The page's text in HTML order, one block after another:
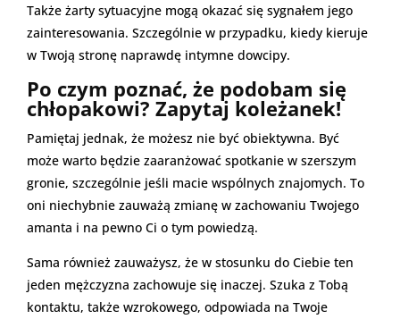
Także żarty sytuacyjne mogą okazać się sygnałem jego
zainteresowania. Szczególnie w przypadku, kiedy kieruje
w Twoją stronę naprawdę intymne dowcipy.
Po czym poznać, że podobam się
chłopakowi? Zapytaj koleżanek!
Pamiętaj jednak, że możesz nie być obiektywna. Być
może warto będzie zaaranżować spotkanie w szerszym
gronie, szczególnie jeśli macie wspólnych znajomych. To
oni niechybnie zauważą zmianę w zachowaniu Twojego
amanta i na pewno Ci o tym powiedzą.
Sama również zauważysz, że w stosunku do Ciebie ten
jeden mężczyzna zachowuje się inaczej. Szuka z Tobą
kontaktu, także wzrokowego, odpowiada na Twoje